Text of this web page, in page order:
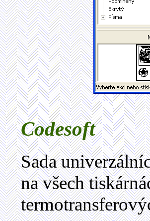
Codesoft
Sada
na všech